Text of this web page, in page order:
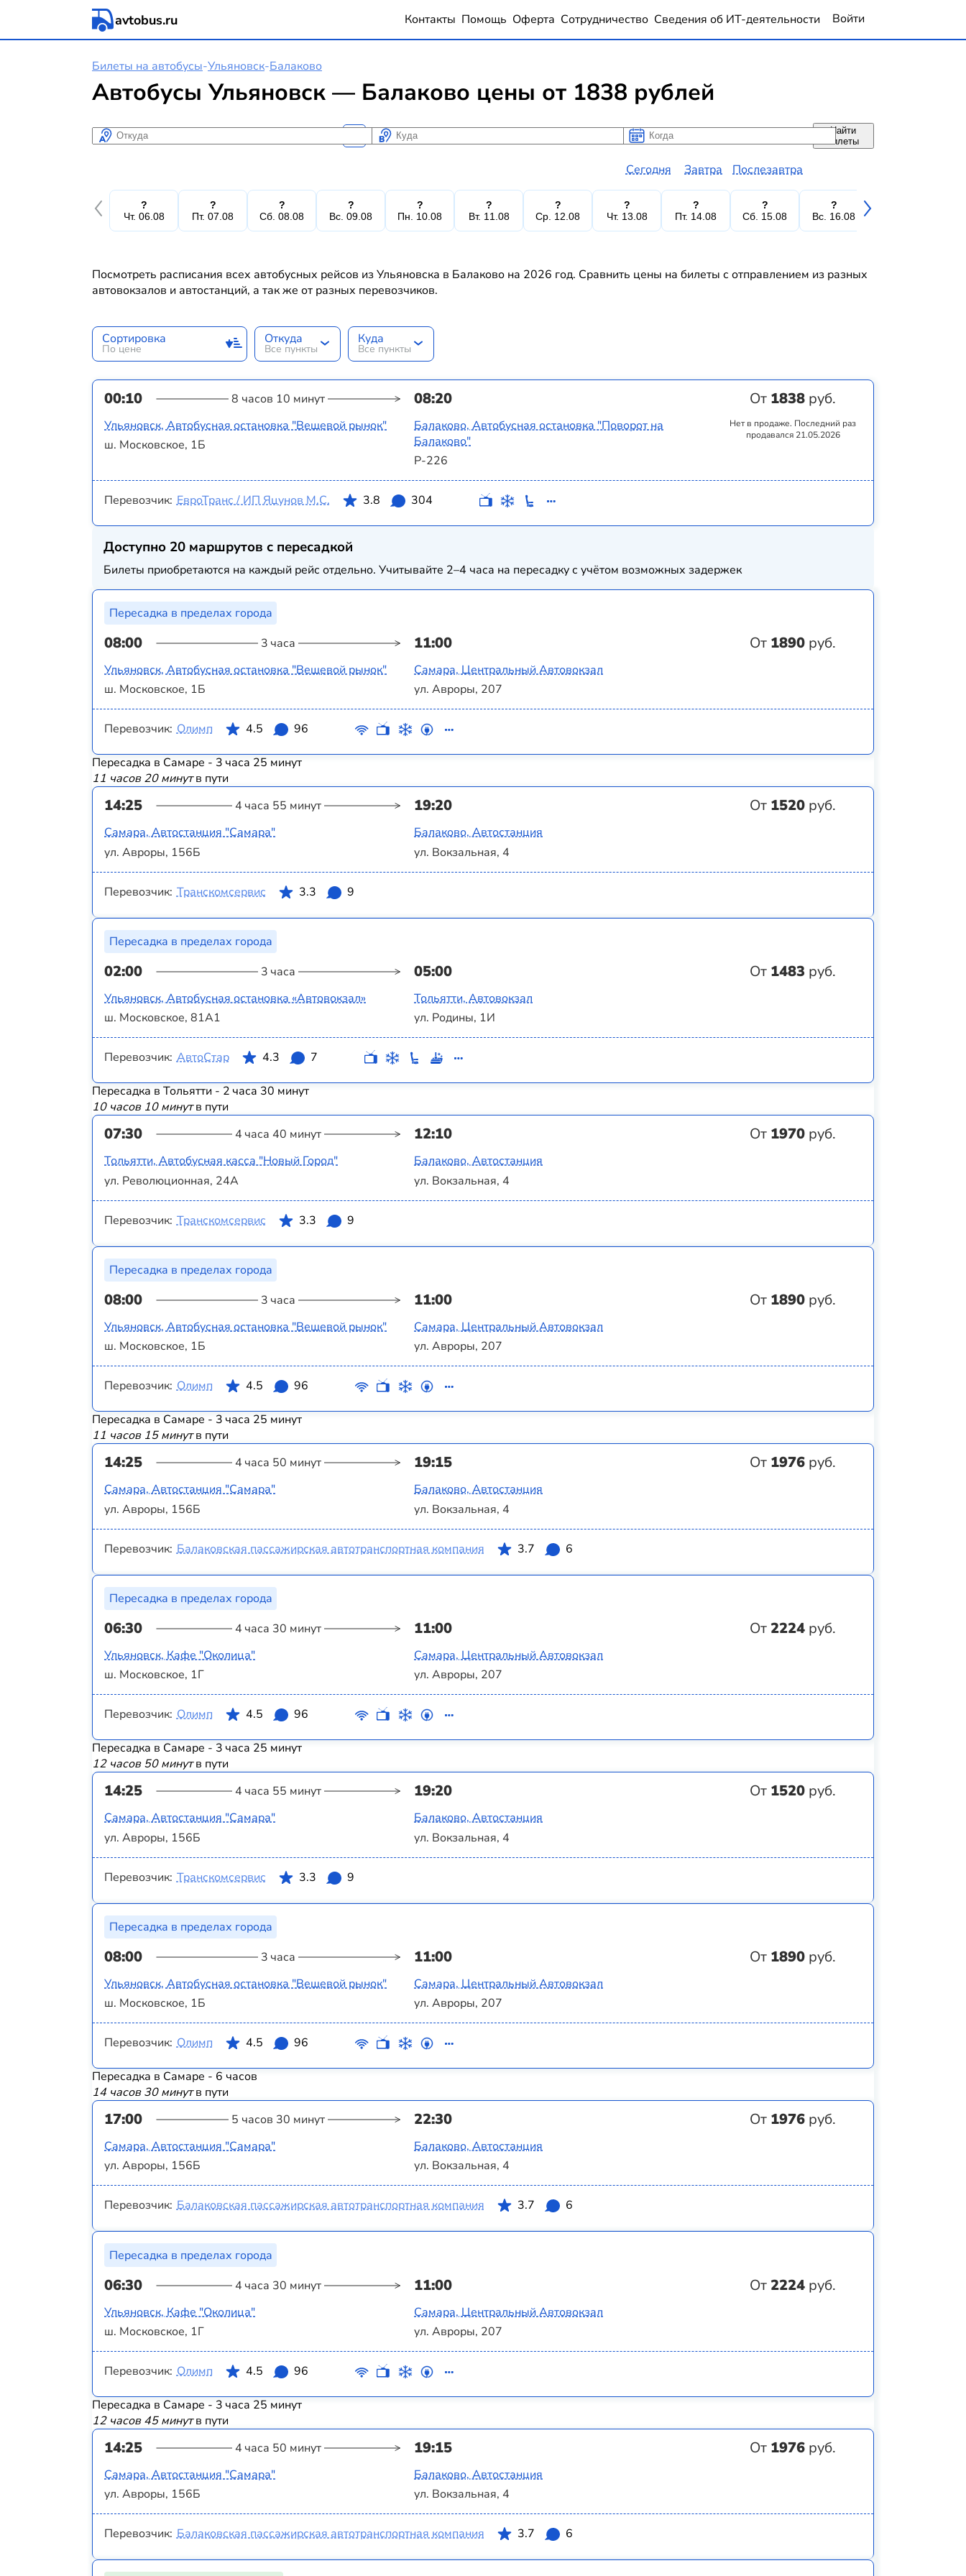
avtobus.ru Контакты Помощь Оферта Сотрудничество Сведения об ИТ-деятельности Войти
Билеты на автобусы-Ульяновск-Балаково
Автобусы Ульяновск — Балаково цены от 1838 рублей
Откуда Куда Когда
Когда
Сегодня Завтра Послезавтра
Найти
билеты
?
Чт. 06.08
?
Пт. 07.08
?
Сб. 08.08
?
Вс. 09.08
?
Пн. 10.08
?
Вт. 11.08
?
Ср. 12.08
?
Чт. 13.08
?
Пт. 14.08
?
Сб. 15.08
?
Вс. 16.08
Посмотреть расписания всех автобусных рейсов из Ульяновска в Балаково на 2026 год. Сравнить цены на билеты с отправлением из разных
автовокзалов и автостанций, а так же от разных перевозчиков.
Сортировка
По цене
Откуда
Все пункты
Куда
Все пункты
00:10 8 часов 10 минут 08:20 От 1838 руб.
Ульяновск, Автобусная остановка "Вещевой рынок"
ш. Московское, 1Б
Балаково, Автобусная остановка "Поворот на
Балаково"
Р-226
Нет в продаже. Последний раз
продавался 21.05.2026
Перевозчик: ЕвроТранс / ИП Яцунов М.С. 3.8 304
Доступно 20 маршрутов с пересадкой
Билеты приобретаются на каждый рейс отдельно. Учитывайте 2–4 часа на пересадку с учётом возможных задержек
Пересадка в пределах города
08:00 3 часа 11:00 От 1890 руб.
Ульяновск, Автобусная остановка "Вещевой рынок"
ш. Московское, 1Б
Самара, Центральный Автовокзал
ул. Авроры, 207
Перевозчик: Олимп 4.5 96
Пересадка в Самаре - 3 часа 25 минут
11 часов 20 минутв пути
14:25 4 часа 55 минут 19:20 От 1520 руб.
Самара, Автостанция "Самара"
ул. Авроры, 156Б
Балаково, Автостанция
ул. Вокзальная, 4
Перевозчик: Транскомсервис 3.3 9
Пересадка в пределах города
02:00 3 часа 05:00 От 1483 руб.
Ульяновск, Автобусная остановка «Автовокзал»
ш. Московское, 81А1
Тольятти, Автовокзал
ул. Родины, 1И
Перевозчик: АвтоСтар 4.3 7
Пересадка в Тольятти - 2 часа 30 минут
10 часов 10 минутв пути
07:30 4 часа 40 минут 12:10 От 1970 руб.
Тольятти, Автобусная касса "Новый Город"
ул. Революционная, 24А
Балаково, Автостанция
ул. Вокзальная, 4
Перевозчик: Транскомсервис 3.3 9
Пересадка в пределах города
08:00 3 часа 11:00 От 1890 руб.
Ульяновск, Автобусная остановка "Вещевой рынок"
ш. Московское, 1Б
Самара, Центральный Автовокзал
ул. Авроры, 207
Перевозчик: Олимп 4.5 96
Пересадка в Самаре - 3 часа 25 минут
11 часов 15 минутв пути
14:25 4 часа 50 минут 19:15 От 1976 руб.
Самара, Автостанция "Самара"
ул. Авроры, 156Б
Балаково, Автостанция
ул. Вокзальная, 4
Перевозчик: Балаковская пассажирская автотранспортная компания 3.7 6
Пересадка в пределах города
06:30 4 часа 30 минут 11:00 От2224 руб.
Ульяновск, Кафе "Околица"
ш. Московское, 1Г
Самара, Центральный Автовокзал
ул. Авроры, 207
Перевозчик: Олимп 4.5 96
Пересадка в Самаре - 3 часа 25 минут
12 часов 50 минутв пути
14:25 4 часа 55 минут 19:20 От 1520 руб.
Самара, Автостанция "Самара"
ул. Авроры, 156Б
Балаково, Автостанция
ул. Вокзальная, 4
Перевозчик: Транскомсервис 3.3 9
Пересадка в пределах города
08:00 3 часа 11:00 От 1890 руб.
Ульяновск, Автобусная остановка "Вещевой рынок"
ш. Московское, 1Б
Самара, Центральный Автовокзал
ул. Авроры, 207
Перевозчик: Олимп 4.5 96
Пересадка в Самаре - 6 часов
14 часов 30 минутв пути
17:00 5 часов 30 минут 22:30 От 1976 руб.
Самара, Автостанция "Самара"
ул. Авроры, 156Б
Балаково, Автостанция
ул. Вокзальная, 4
Перевозчик: Балаковская пассажирская автотранспортная компания 3.7 6
Пересадка в пределах города
06:30 4 часа 30 минут 11:00 От2224 руб.
Ульяновск, Кафе "Околица"
ш. Московское, 1Г
Самара, Центральный Автовокзал
ул. Авроры, 207
Перевозчик: Олимп 4.5 96
Пересадка в Самаре - 3 часа 25 минут
12 часов 45 минутв пути
14:25 4 часа 50 минут 19:15 От 1976 руб.
Самара, Автостанция "Самара"
ул. Авроры, 156Б
Балаково, Автостанция
ул. Вокзальная, 4
Перевозчик: Балаковская пассажирская автотранспортная компания 3.7 6